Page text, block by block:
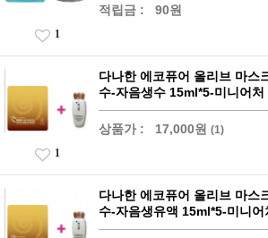
적립금 : 90원
1
다나한 에코퓨어 올리브 마스
수-자음생수 15ml*5-미니어처
상품가 : 17,000원 (1)
1
다나한 에코퓨어 올리브 마스
수-자음생유액 15ml*5-미니어